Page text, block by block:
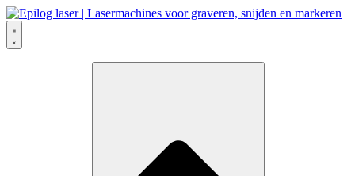
Skip
to
content